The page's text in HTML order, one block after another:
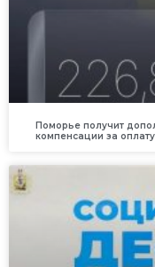
Поморье получит
компенсации за